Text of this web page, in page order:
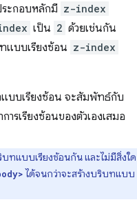
ะกอบหลักมี z-index
เป็น 2 ด้วยเช่นกัน
แบบเรียงซ้อน z-index
บบเรียงซ้อน จะสัมพัทธ์กับ
รเรียงซ้อนของตัวเองเสมอ
ทแบบเรียงซ้อนกัน และไม่มีสิ่งใด
ได้จนกว่าจะสร้างบริบทแบบ